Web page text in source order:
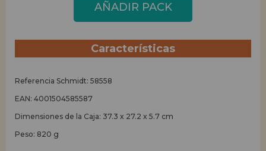
AÑADIR PACK
Características
Referencia Schmidt: 58558
EAN: 4001504585587
Dimensiones de la Caja: 37.3 x 27.2 x 5.7 cm
Peso: 820 g